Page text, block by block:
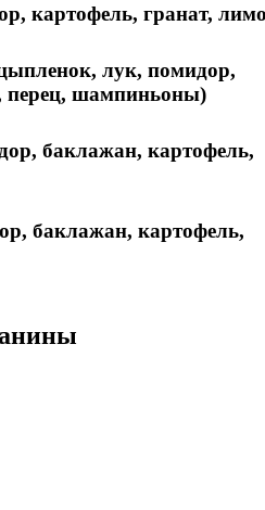
картофель, гранат,
лук, помидор,
перец, шампиньоны)
баклажан, картофель,
баклажан, картофель,